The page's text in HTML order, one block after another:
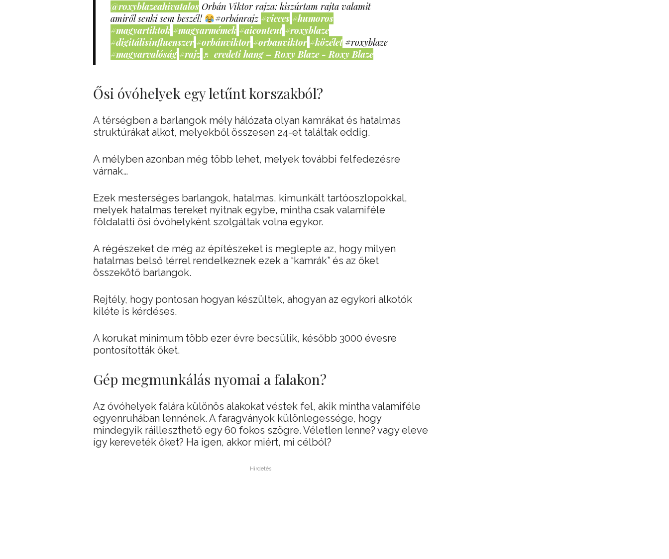
@roxyblazeahivatalos Orbán Viktor rajza: kiszúrtam rajta valamit
amiről senki sem beszél!
#orbánrajz #vicces #humoros
#magyartiktok #magyarmémek #aicontent #roxyblaze
#digitálisinfluenszer #orbánviktor #orbanviktor #közélet #roxyblaze
#magyarvalóság #rajz ♬ eredeti hang – Roxy Blaze - Roxy Blaze
Ősi óvóhelyek egy letűnt korszakból?
A térségben a barlangok mély hálózata olyan kamrákat és hatalmas
struktúrákat alkot, melyekből összesen 24-et találtak eddig.
A mélyben azonban még több lehet, melyek további felfedezésre
várnak…
Ezek mesterséges barlangok, hatalmas, kimunkált tartóoszlopokkal,
melyek hatalmas tereket nyitnak egybe, mintha csak valamiféle
földalatti ősi óvóhelyként szolgáltak volna egykor.
A régészeket de még az építészeket is meglepte az, hogy milyen
hatalmas belső térrel rendelkeznek ezek a “kamrák” és az őket
összekötő barlangok.
Rejtély, hogy pontosan hogyan készültek, ahogyan az egykori alkotók
kiléte is kérdéses.
A korukat minimum több ezer évre becsülik, később 3000 évesre
pontosították őket.
Gép megmunkálás nyomai a falakon?
Az óvóhelyek falára különös alakokat véstek fel, akik mintha valamiféle
egyenruhában lennének. A faragványok különlegessége, hogy
mindegyik ráilleszthető egy 60 fokos szögre. Véletlen lenne? vagy eleve
így kereveték őket? Ha igen, akkor miért, mi célból?
Hirdetés